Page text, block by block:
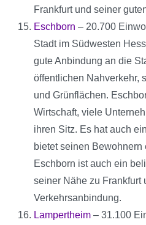
Frankfurt und seiner
Eschborn – 20.700
Stadt im Südwesten
gute Anbindung an die
öffentlichen Nahverkehr,
und Grünflächen.
Wirtschaft, viele
ihren Sitz. Es hat auch
bietet seinen
Eschborn ist auch ein
seiner Nähe zu Frankfurt
Verkehrsanbindung.
Lampertheim – 31.100